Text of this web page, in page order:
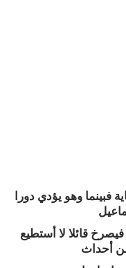
فبينما وهو يؤدي دورا
قائلا لا أستطيع
أحداث